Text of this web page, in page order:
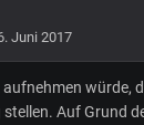
Juni 2017
aufnehmen würde,
Auf Grund